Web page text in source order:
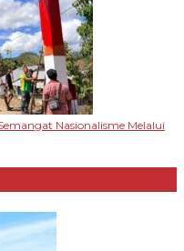
Nasionalisme Melalui